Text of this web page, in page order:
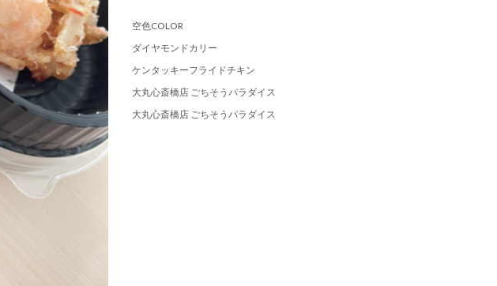
空色COLOR
ダイヤモンドカリー
ケンタッキーフライドチキン
大丸心斎橋店 ごちそうパラダイス
大丸心斎橋店 ごちそうパラダイス